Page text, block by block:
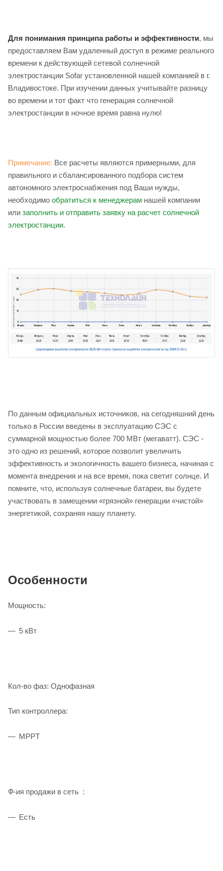
Для понимания принципа работы и эффективности, мы
предоставляем Вам удаленный доступ в режиме реального
времени к действующей сетевой солнечной
электростанции Sofar установленной нашей компанией в г.
Владивостоке. При изучении данных учитывайте разницу
во времени и тот факт что генерация солнечной
электростанции в ночное время равна нулю!
Примечание: Все расчеты являются примерными, для
правильного и сбалансированного подбора систем
автономного электроснабжения под Ваши нужды,
необходимо обратиться к менеджерам нашей компании
или заполнить и отправить заявку на расчет солнечной
электростанции.
По данным официальных источников, на сегодняшний день
только в России введены в эксплуатацию СЭС с
суммарной мощностью более 700 МВт (мегаватт). СЭС -
это одно из решений, которое позволит увеличить
эффективность и экологичность вашего бизнеса, начиная с
момента внедрения и на все время, пока светит солнце. И
помните, что, используя солнечные батареи, вы будете
участвовать в замещении «грязной» генерации «чистой»
энергетикой, сохраняя нашу планету.
Особенности
Мощность:
5 кВт
Кол-во фаз: Однофазная
Тип контроллера:
MPPT
Ф-ия продажи в сеть :
Есть